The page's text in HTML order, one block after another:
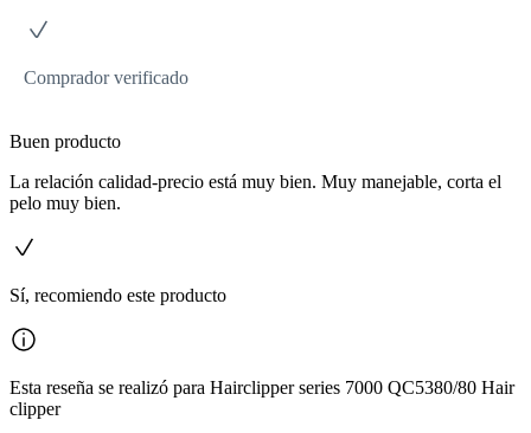
Comprador verificado
Buen producto
La relación calidad-precio está muy bien. Muy manejable, corta el
pelo muy bien.
Sí, recomiendo este producto
Esta reseña se realizó para Hairclipper series 7000 QC5380/80 Hair
clipper